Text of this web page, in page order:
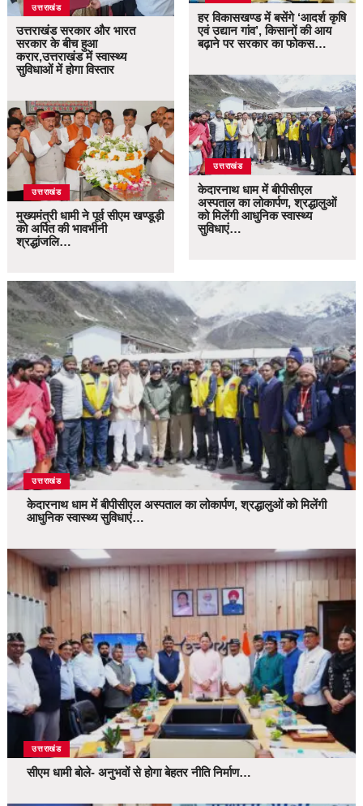
उत्तराखंड
उत्तराखंड सरकार और भारत
सरकार के बीच हुआ
करार,उत्तराखंड में स्वास्थ्य
सुविधाओं में होगा विस्तार
उत्तराखंड
मुख्यमंत्री धामी ने पूर्व सीएम खण्डूड़ी
को अर्पित की भावभीनी
श्रद्धांजलि…
हर विकासखण्ड में बसेंगे ‘आदर्श कृषि
एवं उद्यान गांव’, किसानों की आय
बढ़ाने पर सरकार का फोकस…
उत्तराखंड
केदारनाथ धाम में बीपीसीएल
अस्पताल का लोकार्पण, श्रद्धालुओं
को मिलेंगी आधुनिक स्वास्थ्य
सुविधाएं…
उत्तराखंड
केदारनाथ धाम में बीपीसीएल अस्पताल का लोकार्पण, श्रद्धालुओं को मिलेंगी
आधुनिक स्वास्थ्य सुविधाएं…
उत्तराखंड
सीएम धामी बोले- अनुभवों से होगा बेहतर नीति निर्माण…